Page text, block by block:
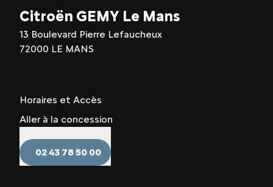
Citroën GEMY Le Mans
13 Boulevard Pierre Lefaucheux
72000 LE MANS
Horaires et Accès
Aller à la concession
02 43 78 50 00